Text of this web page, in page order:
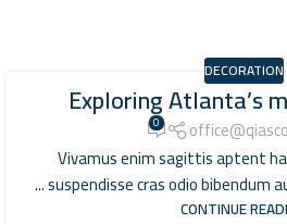
DECORATION
Exploring Atlanta’s
0
Vivamus enim sagittis aptent
suspendisse cras odio bibendum
CONTINUE